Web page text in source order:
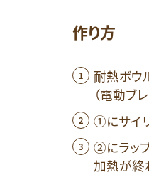
作り方
耐熱ボウ
（電動ブ
①にサイ
②にラップ
加熱が終